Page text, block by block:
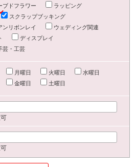
ブドフラワー
ラッピング
スクラップブッキング
ンリボンレイ
ウェディング関連
ディスプレイ
芸・工芸
月曜日 火曜日
水曜日
金曜日 土曜日